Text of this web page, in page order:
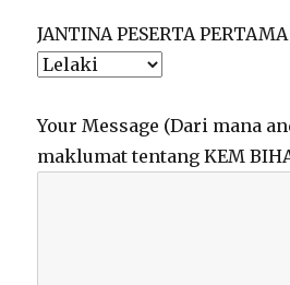
JANTINA PESERTA PERTAMA
Your Message (Dari mana
maklumat tentang KEM